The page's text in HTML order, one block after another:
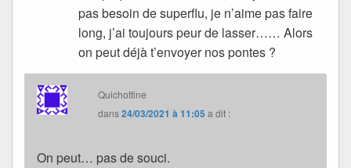
pas besoin de superflu, je n’aime pas faire
long, j’ai toujours peur de lasser…… Alors
on peut déjà t’envoyer nos pontes ?
Quichottine
dans24/03/2021 à 11:05 a dit :
On peut… pas de souci.